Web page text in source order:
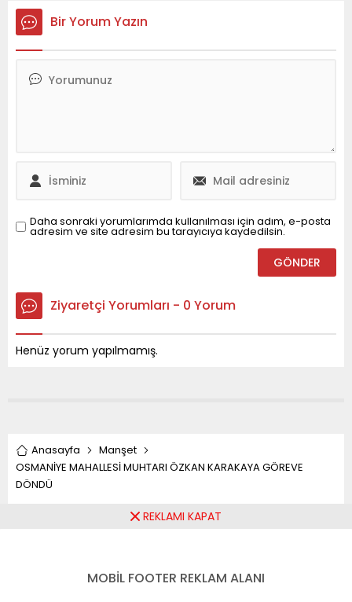
bir yaşam sunuyor.
Denize, çarşılara ve sağlık
konutlar, modern
sağlamlık ve konforu bir...
Bir Yorum Yazın
Daha sonraki yorumlarımda kullanılması için adım, e-posta
adresim ve site adresim bu tarayıcıya kaydedilsin.
Ziyaretçi Yorumları - 0 Yorum
Henüz yorum yapılmamış.
Anasayfa
Manşet
OSMANİYE MAHALLESİ MUHTARI ÖZKAN KARAKAYA GÖREVE
DÖNDÜ
MUHTARI ÖZKAN
REKLAMI KAPAT
MOBİL FOOTER REKLAM ALANI